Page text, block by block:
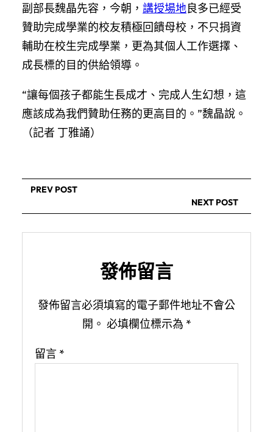
副部長魏晶先容，今朝， 講授場地良多已經受
贊助完成學業的校友積極回饋母校，不只捐資
輔助在校生完成學業，更為其個人工作選擇、
成長標的目的供給領導。
“讓每個孩子都能生長成才、完成人生幻想，這
應該成為我們贊助任務的更高目的。”魏晶說。
（記者 丁雅誦）
PREV POST
NEXT POST
發佈留言
發佈留言必須填寫的電子郵件地址不會公
開。 必填欄位標示為 *
留言 *